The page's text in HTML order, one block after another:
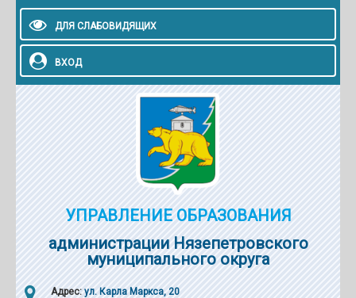
ДЛЯ СЛАБОВИДЯЩИХ
ВХОД
УПРАВЛЕНИЕ ОБРАЗОВАНИЯ
администрации Нязепетровского
муниципального округа
Адрес: ул. Карла Маркса, 20